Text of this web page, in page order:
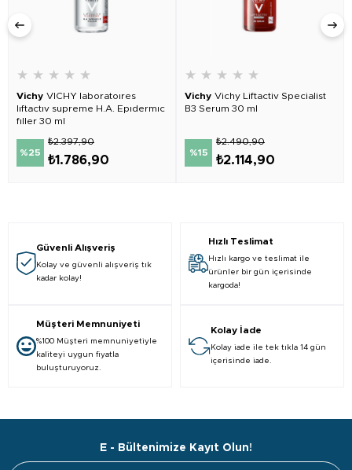
★ ★ ★ ★ ★
Vichy VICHY laboratoıres
lıftactıv supreme H.A. Epıdermıc
fıller 30 ml
%25
₺1.786,90
₺2.397,90
★ ★ ★ ★ ★
Vichy Vichy Liftactiv Specialist
B3 Serum 30 ml
%15
₺2.114,90
₺2.490,90
Güvenli Alışveriş
Kolay ve güvenli alışveriş tık
kadar kolay!
Hızlı Teslimat
Hızlı kargo ve teslimat ile
ürünler bir gün içerisinde
kargoda!
Müşteri Memnuniyeti
%100 Müşteri memnuniyetiyle
kaliteyi uygun fiyatla
buluşturuyoruz.
Kolay İade
Kolay iade ile tek tıkla 14 gün
içerisinde iade.
E - Bültenimize Kayıt Olun!